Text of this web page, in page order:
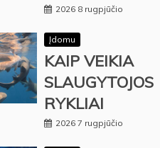
2026 8 rugpjūčio
Įdomu
KAIP VEIKIA
SLAUGYTOJOS
RYKLIAI
2026 7 rugpjūčio